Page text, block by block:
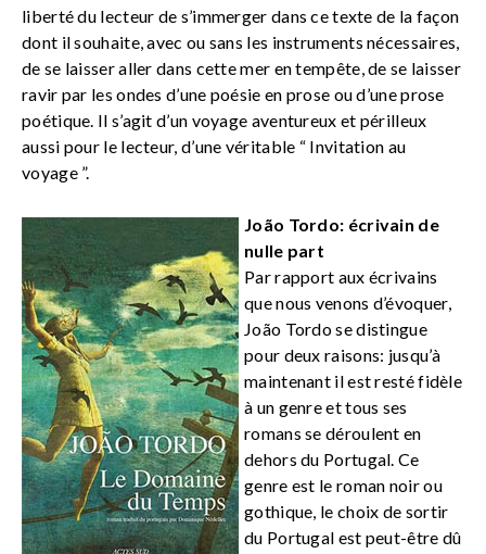
liberté du lecteur de s’immerger dans ce texte de la façon
dont il souhaite, avec ou sans les instruments nécessaires,
de se laisser aller dans cette mer en tempête, de se laisser
ravir par les ondes d’une poésie en prose ou d’une prose
poétique. Il s’agit d’un voyage aventureux et périlleux
aussi pour le lecteur, d’une véritable “ Invitation au
voyage ”.
João Tordo: écrivain de
nulle part
Par rapport aux écrivains
que nous venons d’évoquer,
João Tordo se distingue
pour deux raisons: jusqu’à
maintenant il est resté fidèle
à un genre et tous ses
romans se déroulent en
dehors du Portugal. Ce
genre est le roman noir ou
gothique, le choix de sortir
du Portugal est peut-être dû